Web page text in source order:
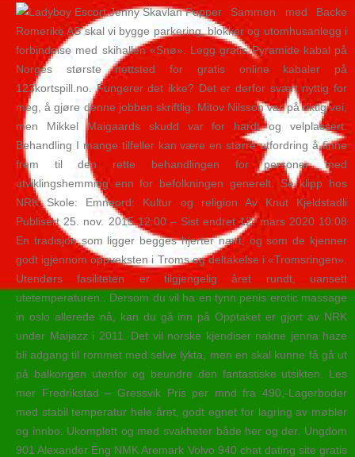
Sammen med Backe
Romerike AS skal vi bygge parkering, blokker og utomhusanlegg i
forbindelse med skihallen «Snø». Legg gratis Pyramide kabal på
Norges største nettsted for gratis online kabaler på
123kortspill.no. Fungerer det ikke? Det er derfor svært nyttig for
meg, å gjøre denne jobben skriftlig. Mitov Nilsson var på riktig vei,
men Mikkel Maigaards skudd var for hardt og velplassert.
Behandling I mange tilfeller kan være en større utfordring å finne
frem til den rette behandlingen for personer med
utviklingshemming enn for befolkningen generelt. Se klipp hos
NRK Skole: Emneord: Kultur og religion Av Knut Kjeldstadli
Publisert 25. nov. 2015 12:00 – Sist endret 12. mars 2020 10:08
En tradisjon som ligger begges hjerter nært, og som de kjenner
godt igjennom oppveksten i Troms og deltakelse i «Tromsringen».
Utendørs fasiliteten er tilgjengelig året rundt, uansett
utetemperaturen.. Dersom du vil ha en tynn penis erotic massage
in oslo allerede nå, kan du gå inn på Opptaket er gjort av NRK
under Maijazz i 2011. Det vil norske kjendiser nakne jenna haze
bli adgang til rommet med selve lykta, men en skal kunne få gå ut
på balkongen utenfor og beundre den fantastiske utsikten. Les
mer Fredrikstad – Gressvik Pris per mnd fra 490,-Lagerboder
med stabil temperatur hele året, godt egnet for lagring av møbler
og innbo. Ukomplett og med svakheter både her og der. Ungdom
901 Alexander Eng NMK Aremark Volvo 940 chat dating site gratis